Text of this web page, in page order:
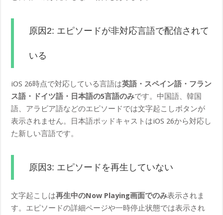
原因2: エピソードが非対応言語で配信されて
いる
iOS 26時点で対応している言語は英語・スペイン語・フラン
ス語・ドイツ語・日本語の5言語のみです。中国語、韓国
語、アラビア語などのエピソードでは文字起こしボタンが
表示されません。日本語ポッドキャストはiOS 26から対応し
た新しい言語です。
原因3: エピソードを再生していない
文字起こしは再生中のNow Playing画面でのみ表示されま
す。エピソードの詳細ページや一時停止状態では表示され